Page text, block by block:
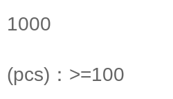
1000
(pcs)：>=100